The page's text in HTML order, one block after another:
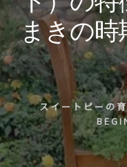
育
て
方
の
紹
介
を
行
い
まきの時
スイートピーの